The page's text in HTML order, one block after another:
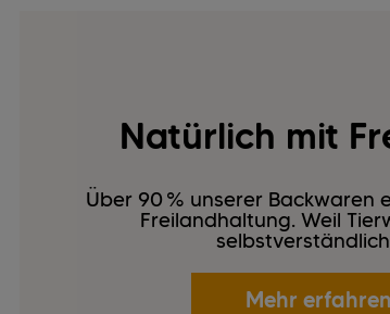
Natürlich mit
Über 90 % unserer Backwaren
Freilandhaltung. Weil
Mehr erfahren